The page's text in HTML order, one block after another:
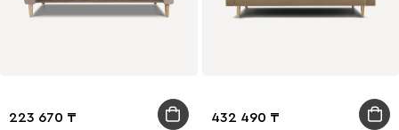
223 670 432 490